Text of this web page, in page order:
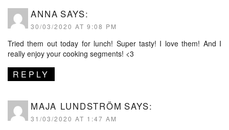
ANNA SAYS:
30/03/2020 AT 9:08 PM
Tried them out today for lunch! Super tasty! I love them! And I
really enjoy your cooking segments! <3
REPLY
MAJA LUNDSTRÖM SAYS:
31/03/2020 AT 1:47 AM